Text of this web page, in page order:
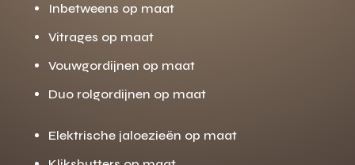
Inbetweens op maat
Vitrages op maat
Vouwgordijnen op maat
Duo rolgordijnen op maat
Elektrische jaloezieën op maat